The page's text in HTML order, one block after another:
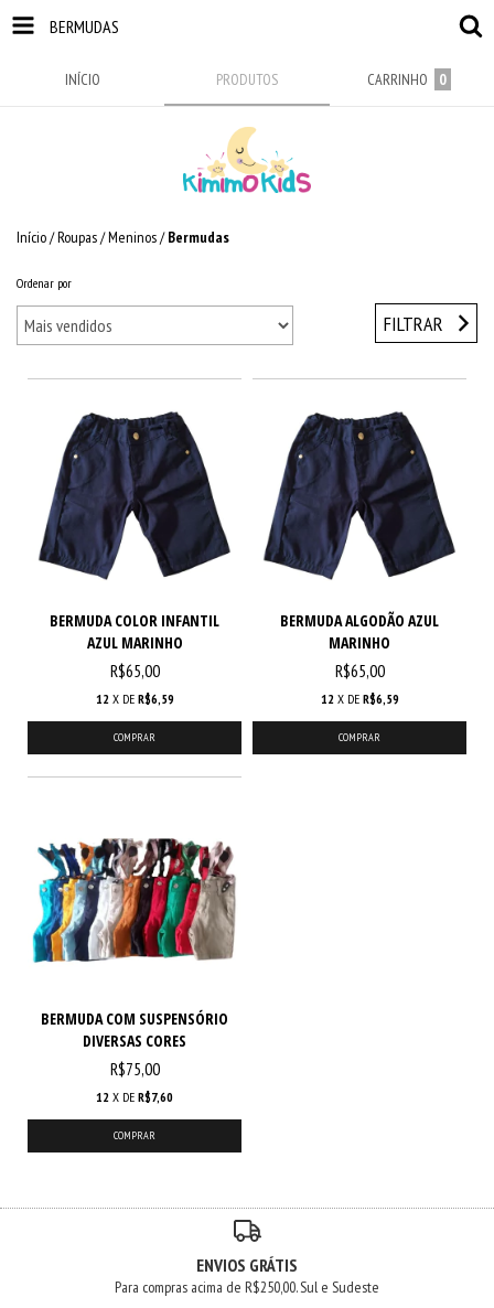
BERMUDAS
INÍCIO PRODUTOS CARRINHO 0
Início/Roupas/Meninos/ Bermudas
Ordenar por
FILTRAR
BERMUDA COLOR INFANTIL
AZUL MARINHO
R$65,00
12 X DE R$6,59
COMPRAR
BERMUDA ALGODÃO AZUL
MARINHO
R$65,00
12 X DE R$6,59
COMPRAR
BERMUDA COM SUSPENSÓRIO
DIVERSAS CORES
R$75,00
12 X DE R$7,60
COMPRAR
ENVIOS GRÁTIS
Para compras acima de R$250,00. Sul e Sudeste